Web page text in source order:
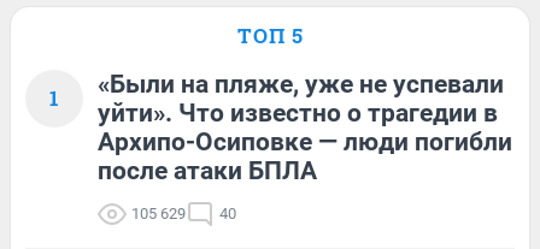
ТОП 5
1
«Были на пляже, уже не успевали
уйти». Что известно о трагедии в
Архипо-Осиповке — люди погибли
после атаки БПЛА
105 629 40